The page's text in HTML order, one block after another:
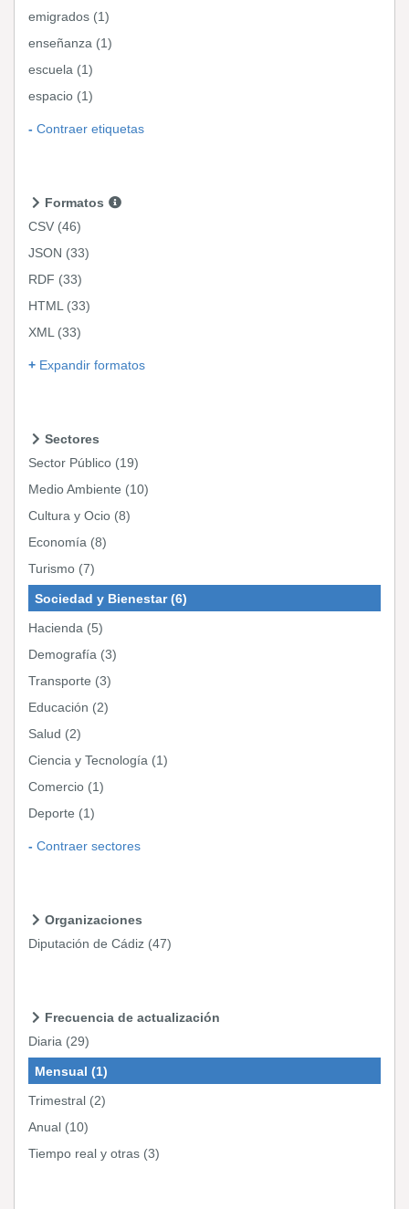
emigrados (1)
enseñanza (1)
escuela (1)
espacio (1)
Contraer etiquetas
Formatos
CSV (46)
JSON (33)
RDF (33)
HTML (33)
XML (33)
Expandir formatos
Sectores
Sector Público (19)
Medio Ambiente (10)
Cultura y Ocio (8)
Economía (8)
Turismo (7)
Sociedad y Bienestar(6)
Hacienda (5)
Demografía (3)
Transporte (3)
Educación (2)
Salud (2)
Ciencia y Tecnología (1)
Comercio (1)
Deporte (1)
Contraer sectores
Organizaciones
Diputación de Cádiz (47)
Frecuencia de actualización
Diaria (29)
Mensual (1)
Trimestral (2)
Anual (10)
Tiempo real y otras (3)